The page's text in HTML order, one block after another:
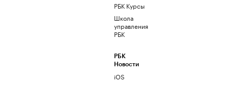
РБК Курсы
Школа
управления
РБК
РБК
Новости
iOS